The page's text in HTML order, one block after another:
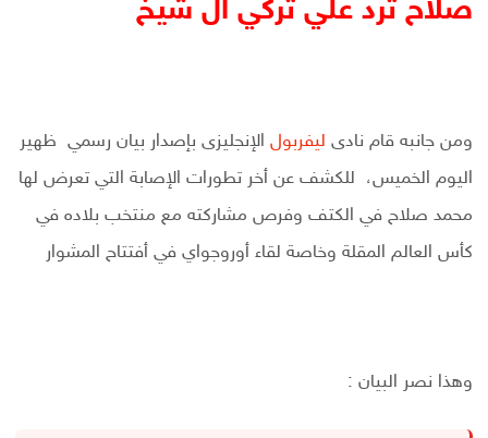
صلاح ترد علي تركي ال شيخ
ومن جانبه قام نادى ليفربول الإنجليزى بإصدار بيان رسمي ظهير
اليوم الخميس، للكشف عن أخر تطورات الإصابة التي تعرض لها
محمد صلاح في الكتف وفرص مشاركته مع منتخب بلاده في
كأس العالم المقلة وخاصة لقاء أوروجواي في أفتتاح المشوار
وهذا نصر البيان :